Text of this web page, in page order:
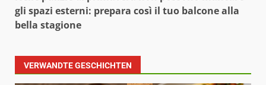
gli spazi esterni: prepara così il tuo balcone alla
bella stagione
VERWANDTE GESCHICHTEN